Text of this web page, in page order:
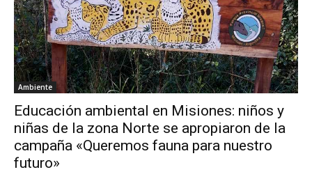
Ambiente
Educación ambiental en Misiones: niños y
niñas de la zona Norte se apropiaron de la
campaña «Queremos fauna para nuestro
futuro»